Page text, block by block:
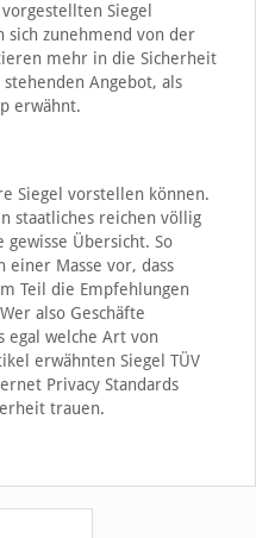
Siegel
zunehmend von der
mehr in die Sicherheit
Angebot, als
erwähnt.
Siegel vorstellen können.
staatliches reichen völlig
Übersicht. So
einer Masse vor, dass
Teil die Empfehlungen
also Geschäfte
egal welche Art von
erwähnten Siegel TÜV
Privacy Standards
trauen.